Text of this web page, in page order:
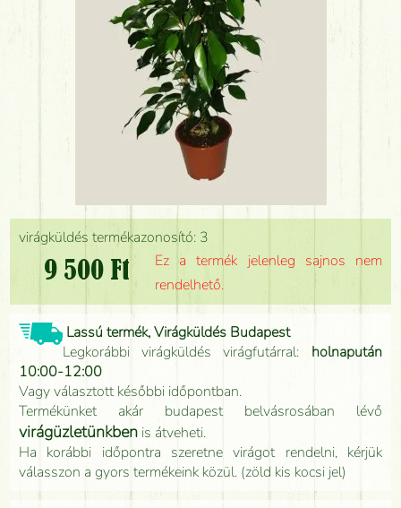
virágküldés termékazonosító: 3
9 500 Ft
Ez a termék jelenleg sajnos nem
rendelhető.
Lassú termék, Virágküldés Budapest
Legkorábbi virágküldés virágfutárral: holnapután
10:00-12:00
Vagy választott későbbi időpontban.
Termékünket akár budapest belvásrosában lévő
virágüzletünkben is átveheti.
Ha korábbi időpontra szeretne virágot rendelni, kérjük
válasszon a gyors termékeink közül. (zöld kis kocsi jel)